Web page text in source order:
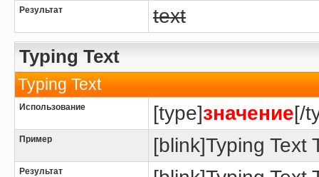
Результат text
Typing Text
Typing Text
Использование [type]значение[/
Пример [blink]Typing Text
Результат